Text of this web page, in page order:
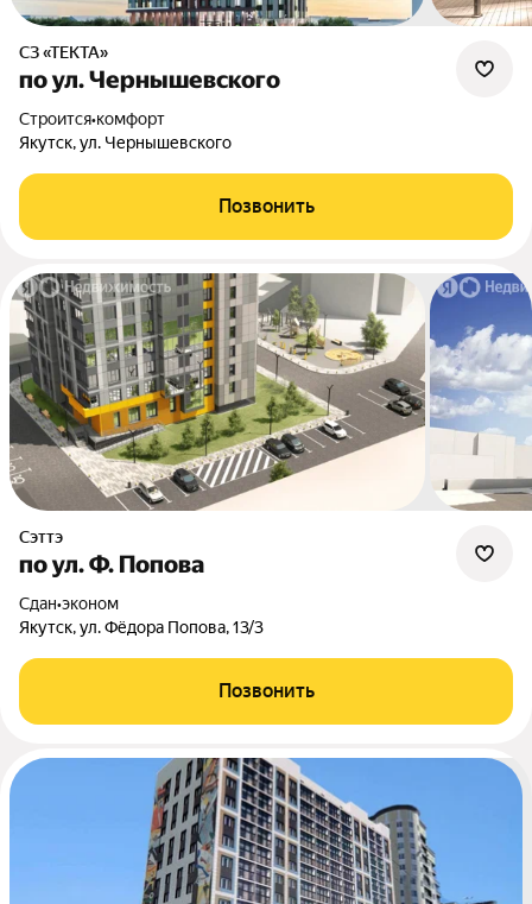
СЗ «ТЕКТА»
по ул. Чернышевского
Строится•комфорт
Якутск, ул. Чернышевского
Позвонить
Сэттэ
по ул. Ф. Попова
Сдан•эконом
Якутск, ул. Фёдора Попова, 13/3
Позвонить